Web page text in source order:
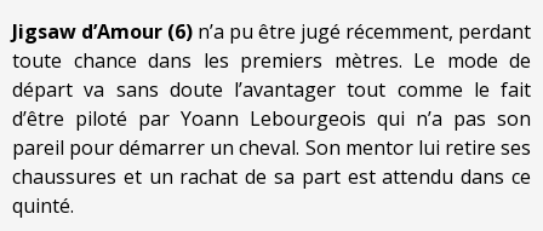
Jigsaw d’Amour (6) n’a pu être jugé récemment, perdant
toute chance dans les premiers mètres. Le mode de
départ va sans doute l’avantager tout comme le fait
d’être piloté par Yoann Lebourgeois qui n’a pas son
pareil pour démarrer un cheval. Son mentor lui retire ses
chaussures et un rachat de sa part est attendu dans ce
quinté.